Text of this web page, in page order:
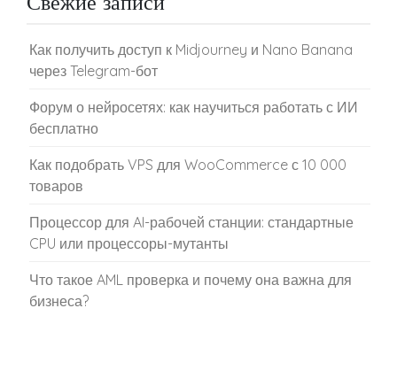
Как получить доступ к Midjourney и Nano Banana
через Telegram-бот
Форум о нейросетях: как научиться работать с ИИ
бесплатно
Как подобрать VPS для WooCommerce с 10 000
товаров
Процессор для AI-рабочей станции: стандартные
CPU или процессоры-мутанты
Что такое AML проверка и почему она важна для
бизнеса?